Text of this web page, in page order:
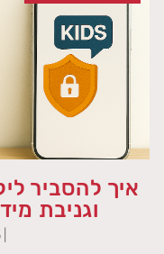
איך להסביר
וגניבת